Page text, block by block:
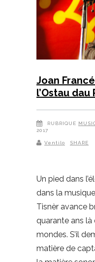
Joan
l’Ostau dau
RUBRIQUE
2017
Ventilo SHARE
Un pied dans
dans la
Tisnèr avance
quarante ans là
mondes. S’il
matière de